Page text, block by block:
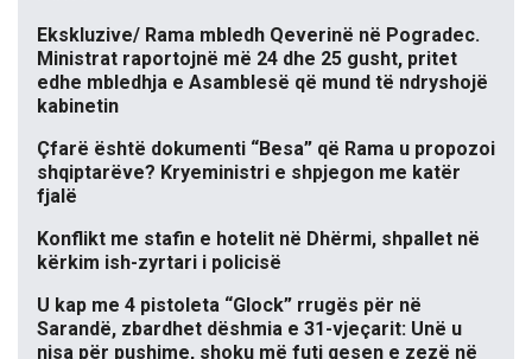
Ekskluzive/ Rama mbledh Qeverinë në Pogradec.
Ministrat raportojnë më 24 dhe 25 gusht, pritet
edhe mbledhja e Asamblesë që mund të ndryshojë
kabinetin
Çfarë është dokumenti “Besa” që Rama u propozoi
shqiptarëve? Kryeministri e shpjegon me katër
fjalë
Konflikt me stafin e hotelit në Dhërmi, shpallet në
kërkim ish-zyrtari i policisë
U kap me 4 pistoleta “Glock” rrugës për në
Sarandë, zbardhet dëshmia e 31-vjeçarit: Unë u
nisa për pushime, shoku më futi qesen e zezë në